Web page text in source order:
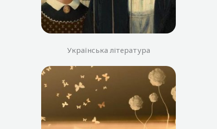
Українська література